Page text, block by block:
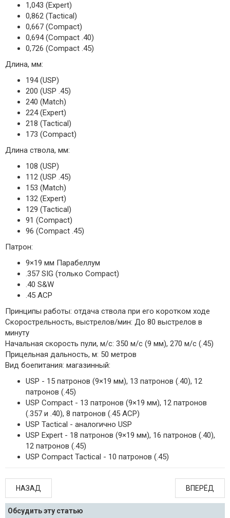
1,043 (Expert)
0,862 (Tactical)
0,667 (Compact)
0,694 (Compact .40)
0,726 (Compact .45)
Длина, мм:
194 (USP)
200 (USP .45)
240 (Match)
224 (Expert)
218 (Tactical)
173 (Compact)
Длина ствола, мм:
108 (USP)
112 (USP .45)
153 (Match)
132 (Expert)
129 (Tactical)
91 (Compact)
96 (Compact .45)
Патрон:
9×19 мм Парабеллум
.357 SIG (только Compact)
.40 S&W
.45 ACP
Принципы работы: отдача ствола при его коротком ходе
Скорострельность, выстрелов/мин: До 80 выстрелов в
минуту
Начальная скорость пули, м/с: 350 м/с (9 мм), 270 м/с (.45)
Прицельная дальность, м: 50 метров
Вид боепитания: магазинный:
USP - 15 патронов (9×19 мм), 13 патронов (.40), 12
патронов (.45)
USP Compact - 13 патронов (9×19 мм), 12 патронов
(.357 и .40), 8 патронов (.45 ACP)
USP Tactical - аналогично USP
USP Expert - 18 патронов (9×19 мм), 16 патронов (.40),
12 патронов (.45)
USP Compact Tactical - 10 патронов (.45)
НАЗАД ВПЕРЁД
Обсудить эту статью